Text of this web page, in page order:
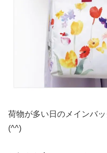
荷物が多い日のメインバ
(^^)